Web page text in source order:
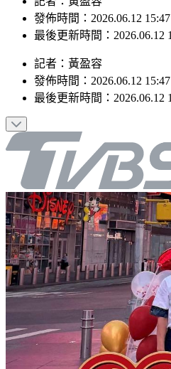
記者：黃盈容
發佈時間：2026.06.12 15:47
記者：黃盈容
發佈時間：2026.06.12 15:47